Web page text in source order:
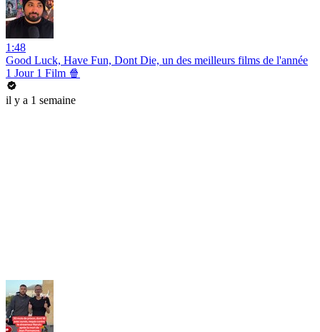
1:48
Good Luck, Have Fun, Dont Die, un des meilleurs films de l'année
1 Jour 1 Film 🍿
il y a 1 semaine